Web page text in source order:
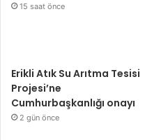
15 saat önce
Erikli Atık Su Arıtma Tesisi
Projesi’ne
Cumhurbaşkanlığı onayı
2 gün önce